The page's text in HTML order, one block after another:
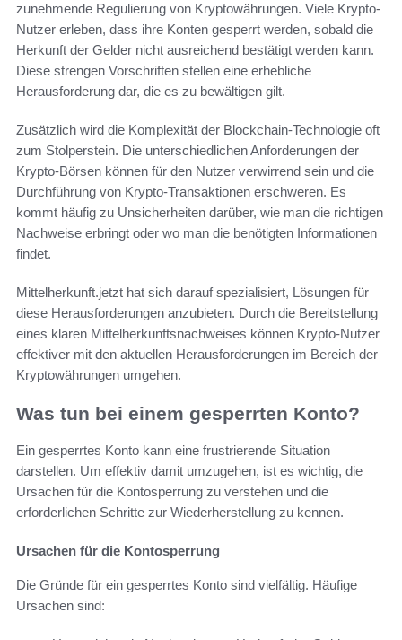
zunehmende Regulierung von Kryptowährungen. Viele Krypto-
Nutzer erleben, dass ihre Konten gesperrt werden, sobald die
Herkunft der Gelder nicht ausreichend bestätigt werden kann.
Diese strengen Vorschriften stellen eine erhebliche
Herausforderung dar, die es zu bewältigen gilt.
Zusätzlich wird die Komplexität der Blockchain-Technologie oft
zum Stolperstein. Die unterschiedlichen Anforderungen der
Krypto-Börsen können für den Nutzer verwirrend sein und die
Durchführung von Krypto-Transaktionen erschweren. Es
kommt häufig zu Unsicherheiten darüber, wie man die richtigen
Nachweise erbringt oder wo man die benötigten Informationen
findet.
Mittelherkunft.jetzt hat sich darauf spezialisiert, Lösungen für
diese Herausforderungen anzubieten. Durch die Bereitstellung
eines klaren Mittelherkunftsnachweises können Krypto-Nutzer
effektiver mit den aktuellen Herausforderungen im Bereich der
Kryptowährungen umgehen.
Was tun bei einem gesperrten Konto?
Ein gesperrtes Konto kann eine frustrierende Situation
darstellen. Um effektiv damit umzugehen, ist es wichtig, die
Ursachen für die Kontosperrung zu verstehen und die
erforderlichen Schritte zur Wiederherstellung zu kennen.
Ursachen für die Kontosperrung
Die Gründe für ein gesperrtes Konto sind vielfältig. Häufige
Ursachen sind: